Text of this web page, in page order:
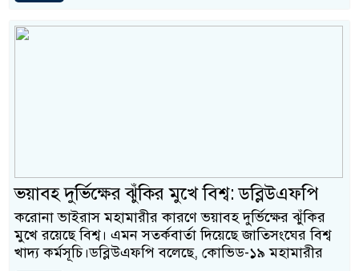
ভয়াবহ দুর্ভিক্ষের ঝুঁকির মুখে বিশ্ব: ডব্লিউএফপি
করোনা ভাইরাস মহামারীর কারণে ভয়াবহ দুর্ভিক্ষের ঝুঁকির
মুখে রয়েছে বিশ্ব। এমন সতর্কবার্তা দিয়েছে জাতিসংঘের বিশ্ব
খাদ্য কর্মসূচি।ডব্লিউএফপি বলেছে, কোভিড-১৯ মহামারীর